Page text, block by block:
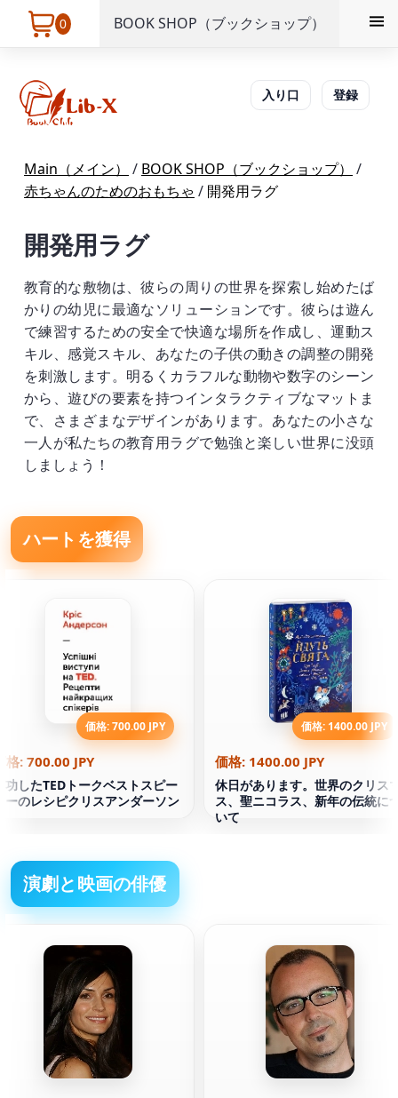
0 BOOK SHOP（ブックショップ）
入り口 登録
Main（メイン） / BOOK SHOP（ブックショップ）
/
赤ちゃんのためのおもちゃ / 開発用ラグ
開発用ラグ
教育的な敷物は、彼らの周りの世界を探索し始めたば
かりの幼児に最適なソリューションです。彼らは遊ん
で練習するための安全で快適な場所を作成し、運動ス
キル、感覚スキル、あなたの子供の動きの調整の開発
を刺激します。明るくカラフルな動物や数字のシーン
から、遊びの要素を持つインタラクティブなマットま
で、さまざまなデザインがあります。あなたの小さな
一人が私たちの教育用ラグで勉強と楽しい世界に没頭
しましょう！
ハートを獲得
価格: 700.00 JPY
格: 700.00 JPY
功したTEDトークベストスピー
ーのレシピクリスアンダーソン
価格: 1400.00 JPY
価格: 1400.00 JPY
休日があります。世界のクリス
ス、聖ニコラス、新年の伝統に
いて
演劇と映画の俳優